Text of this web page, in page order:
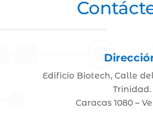
Edificio Biotech, Calle
Trinidad.
Caracas 1080 –